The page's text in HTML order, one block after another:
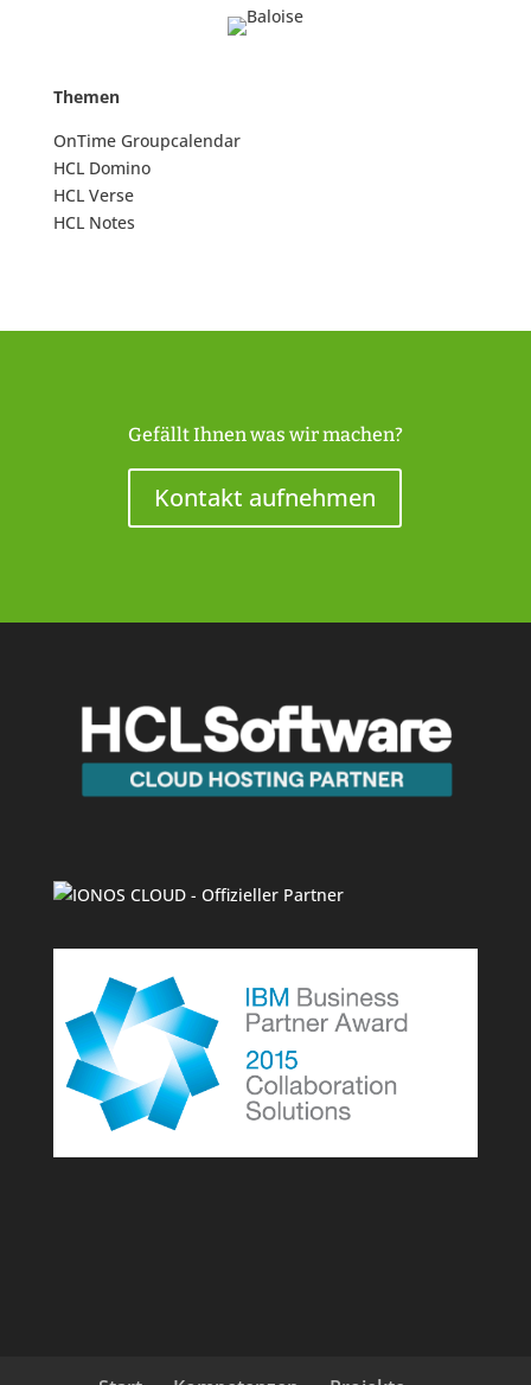
Themen
OnTime Groupcalendar
HCL Domino
HCL Verse
HCL Notes
Gefällt Ihnen was wir machen?
Kontakt aufnehmen